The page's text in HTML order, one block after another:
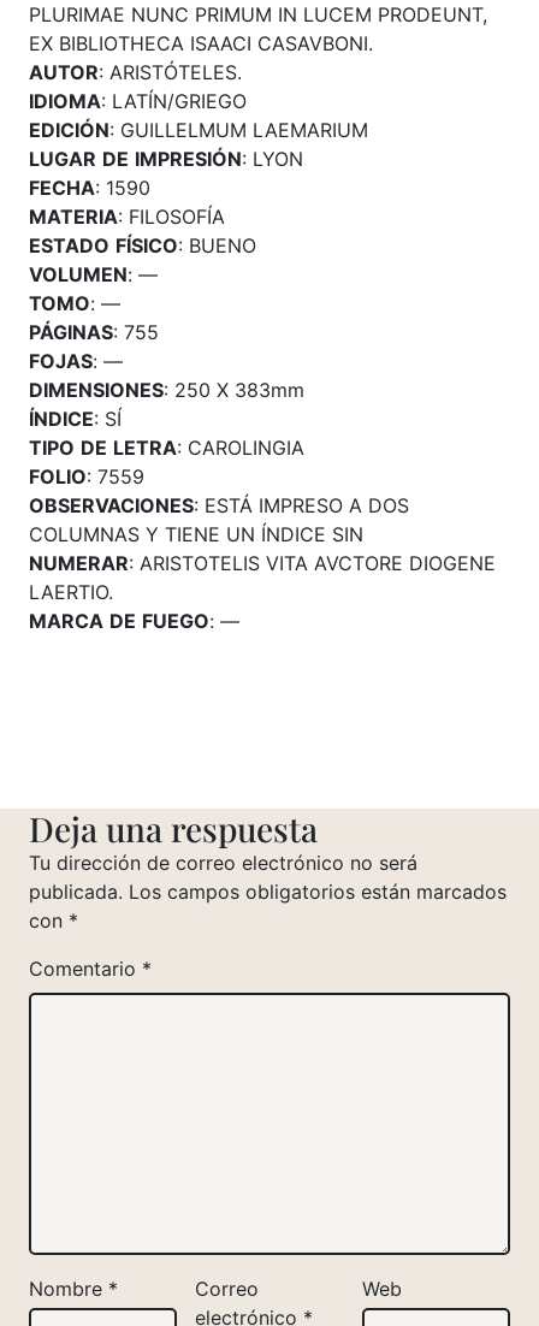
PLURIMAE NUNC PRIMUM IN LUCEM PRODEUNT,
EX BIBLIOTHECA ISAACI CASAVBONI.
AUTOR: ARISTÓTELES.
IDIOMA: LATÍN/GRIEGO
EDICIÓN: GUILLELMUM LAEMARIUM
LUGAR DE IMPRESIÓN: LYON
FECHA: 1590
MATERIA: FILOSOFÍA
ESTADO FÍSICO: BUENO
VOLUMEN: —
TOMO: —
PÁGINAS: 755
FOJAS: —
DIMENSIONES: 250 X 383mm
ÍNDICE: SÍ
TIPO DE LETRA: CAROLINGIA
FOLIO: 7559
OBSERVACIONES: ESTÁ IMPRESO A DOS
COLUMNAS Y TIENE UN ÍNDICE SIN
NUMERAR: ARISTOTELIS VITA AVCTORE DIOGENE
LAERTIO.
MARCA DE FUEGO: —
Deja una respuesta
Tu dirección de correo electrónico no será
publicada. Los campos obligatorios están marcados
con *
Comentario *
Nombre *
Correo
electrónico *
Web